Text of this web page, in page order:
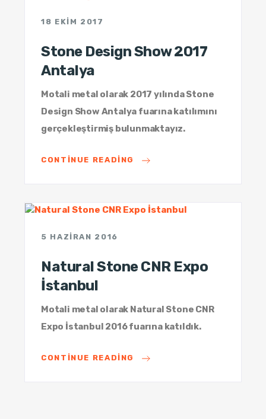
18 EKIM 2017
Stone Design Show 2017
Antalya
Motali metal olarak 2017 yılında Stone
Design Show Antalya fuarına katılımını
gerçekleştirmiş bulunmaktayız.
CONTINUE READING
5 HAZIRAN 2016
Natural Stone CNR Expo
İstanbul
Motali metal olarak Natural Stone CNR
Expo İstanbul 2016 fuarına katıldık.
CONTINUE READING